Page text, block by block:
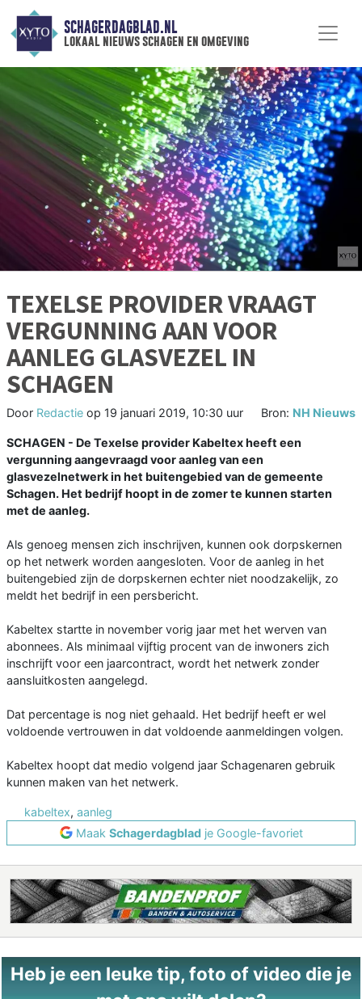
SCHAGERDAGBLAD.NL
lokaal nieuws schagen en omgeving
TEXELSE PROVIDER VRAAGT
VERGUNNING AAN VOOR
AANLEG GLASVEZEL IN
SCHAGEN
Door Redactie op 19 januari 2019, 10:30 uur Bron: NH Nieuws
SCHAGEN - De Texelse provider Kabeltex heeft een
vergunning aangevraagd voor aanleg van een
glasvezelnetwerk in het buitengebied van de gemeente
Schagen. Het bedrijf hoopt in de zomer te kunnen starten
met de aanleg.
Als genoeg mensen zich inschrijven, kunnen ook dorpskernen
op het netwerk worden aangesloten. Voor de aanleg in het
buitengebied zijn de dorpskernen echter niet noodzakelijk, zo
meldt het bedrijf in een persbericht.
Kabeltex startte in november vorig jaar met het werven van
abonnees. Als minimaal vijftig procent van de inwoners zich
inschrijft voor een jaarcontract, wordt het netwerk zonder
aansluitkosten aangelegd.
Dat percentage is nog niet gehaald. Het bedrijf heeft er wel
voldoende vertrouwen in dat voldoende aanmeldingen volgen.
Kabeltex hoopt dat medio volgend jaar Schagenaren gebruik
kunnen maken van het netwerk.
kabeltex, aanleg
Maak Schagerdagbladje Google-favoriet
Heb je een leuke tip, foto of video die je